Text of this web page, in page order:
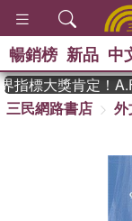
暢銷榜 新品 中
標大獎肯定！
三民網路書店
外